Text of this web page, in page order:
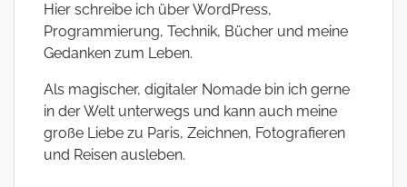
Hier schreibe ich über WordPress,
Programmierung, Technik, Bücher und meine
Gedanken zum Leben.
Als magischer, digitaler Nomade bin ich gerne
in der Welt unterwegs und kann auch meine
große Liebe zu Paris, Zeichnen, Fotografieren
und Reisen ausleben.